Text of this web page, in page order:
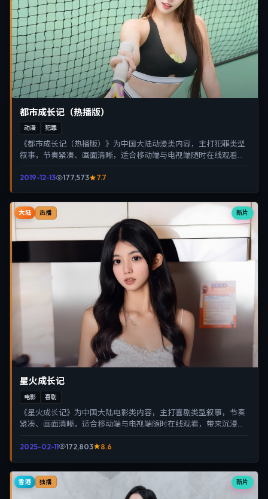
都市成长记（热播版）
动漫 犯罪
《都市成长记（热播版）》为中国大陆动漫类内容，主打犯罪类型
叙事，节奏紧凑、画面清晰，适合移动端与电视端随时在线观看，
2019-12-13 177,573 7.7
新片
大陆 热播
星火成长记
电影 喜剧
《星火成长记》为中国大陆电影类内容，主打喜剧类型叙事，节奏
紧凑、画面清晰，适合移动端与电视端随时在线观看，带来沉浸式
2025-02-11 172,803 8.6
新片
香港 独播